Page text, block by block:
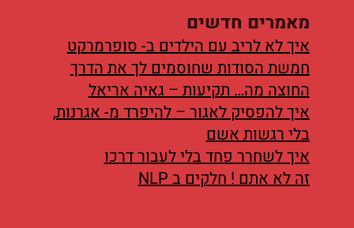
מאמרים חדשים
איך לא לריב עם הילדים ב- סופרמרקט
חמשת הסודות שחוסמים לך את הדרך
החוצה מה… תקיעות – גאיה אריאל
איך להפסיק לאגור – להיפרד מ- אגרנות,
בלי רגשות אשם
איך לשחרר פחד בלי לעבור דרכו
זה לא אתם ! חלקים ב NLP